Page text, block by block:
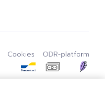
Cookies ODR-platform